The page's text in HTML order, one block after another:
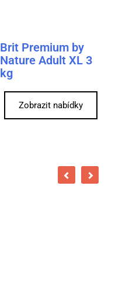
Brit Premium by
Nature Adult XL 3
kg
Zobrazit nabídky